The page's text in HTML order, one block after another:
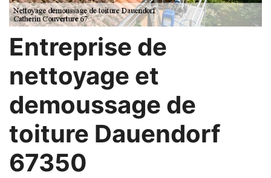
Entreprise de
nettoyage et
demoussage de
toiture Dauendorf
67350